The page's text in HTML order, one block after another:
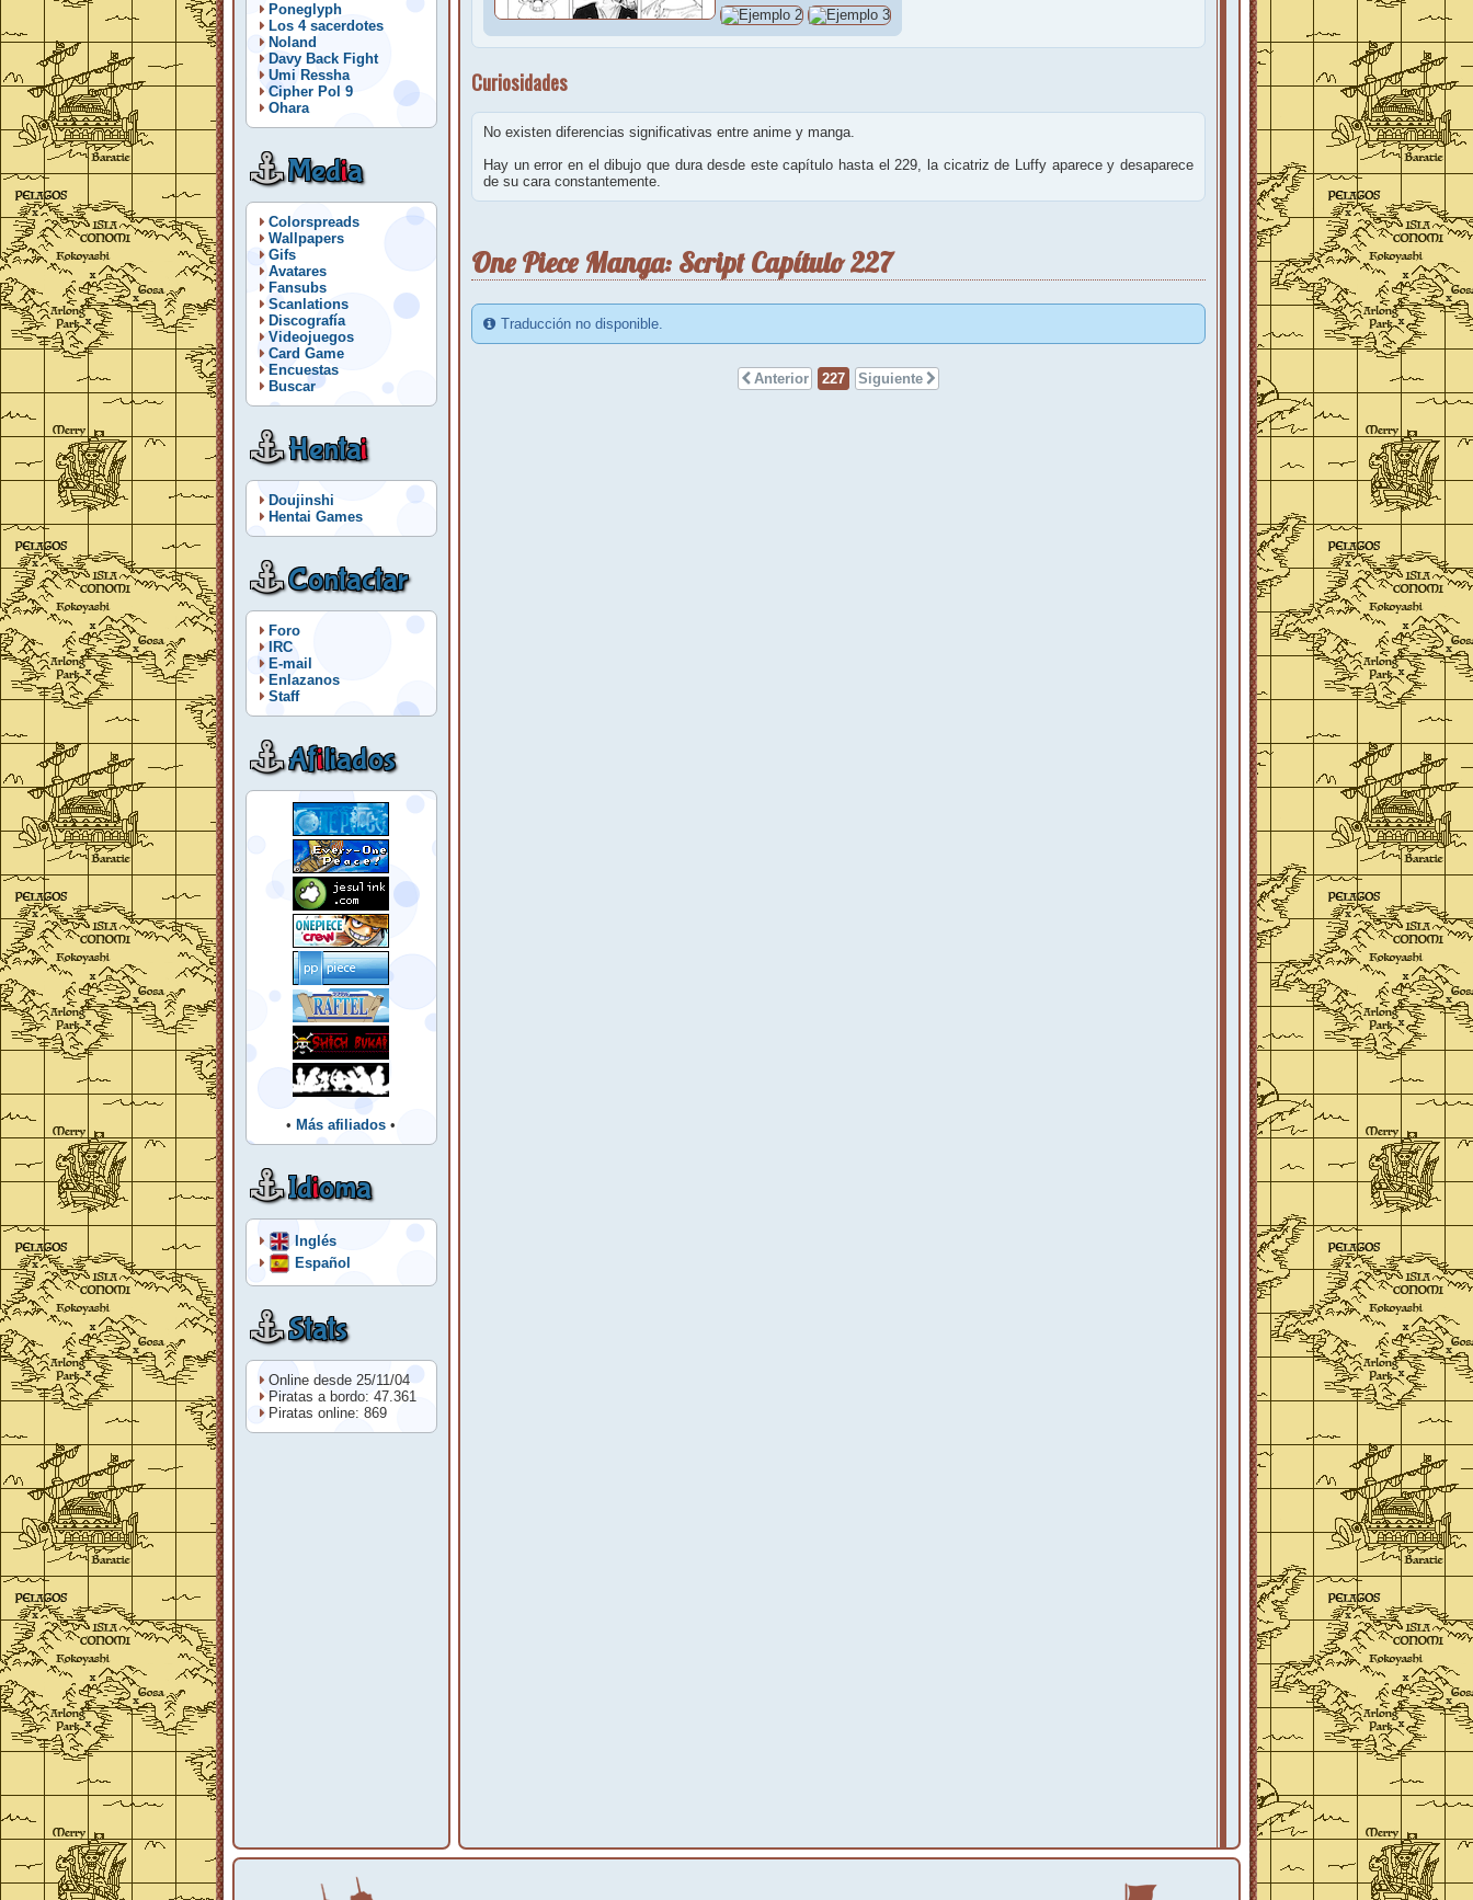
Poneglyph
Los 4 sacerdotes
Noland
Davy Back Fight
Umi Ressha
Cipher Pol 9
Ohara
Media
Colorspreads
Wallpapers
Gifs
Avatares
Fansubs
Scanlations
Discografía
Videojuegos
Card Game
Encuestas
Buscar
Hentai
Doujinshi
Hentai Games
Contactar
Foro
IRC
E-mail
Enlazanos
Staff
Afiliados
• Más afiliados •
Idioma
Inglés
Español
Stats
Online desde 25/11/04
Piratas a bordo: 47.361
Piratas online: 869
Curiosidades
No existen diferencias significativas entre anime y manga.
Hay un error en el dibujo que dura desde este capítulo hasta el 229, la cicatriz de Luffy aparece y desaparece
de su cara constantemente.
One Piece Manga: Script Capítulo 227
Traducción no disponible.
Anterior 227 Siguiente